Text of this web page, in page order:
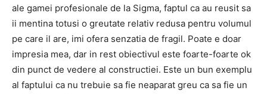
ale gamei profesionale de la Sigma, faptul ca au reusit sa
ii mentina totusi o greutate relativ redusa pentru volumul
pe care il are, imi ofera senzatia de fragil. Poate e doar
impresia mea, dar in rest obiectivul este foarte-foarte ok
din punct de vedere al constructiei. Este un bun exemplu
al faptului ca nu trebuie sa fie neaparat greu ca sa fie un